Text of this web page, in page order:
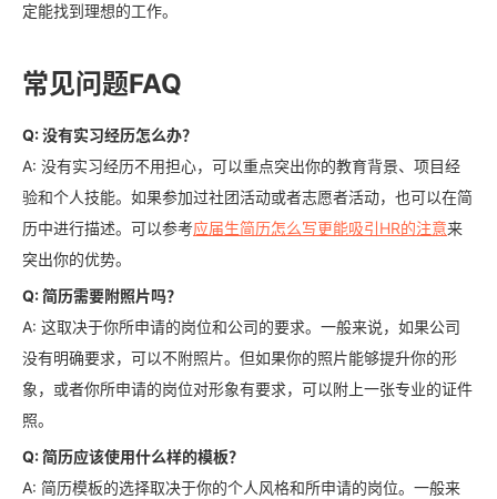
定能找到理想的工作。
常见问题FAQ
Q: 没有实习经历怎么办？
A: 没有实习经历不用担心，可以重点突出你的教育背景、项目经
验和个人技能。如果参加过社团活动或者志愿者活动，也可以在简
历中进行描述。可以参考应届生简历怎么写更能吸引HR的注意来
突出你的优势。
Q: 简历需要附照片吗？
A: 这取决于你所申请的岗位和公司的要求。一般来说，如果公司
没有明确要求，可以不附照片。但如果你的照片能够提升你的形
象，或者你所申请的岗位对形象有要求，可以附上一张专业的证件
照。
Q: 简历应该使用什么样的模板？
A: 简历模板的选择取决于你的个人风格和所申请的岗位。一般来